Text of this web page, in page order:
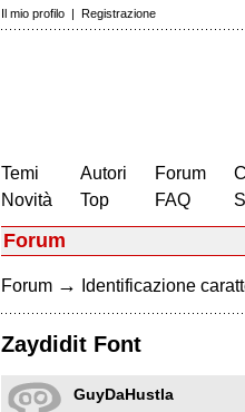
Il mio profilo | Registrazione
Temi
Novità
Autori
Top
Forum
FAQ
Forum
Forum → Identificazione
Zaydidit Font
GuyDaHustla